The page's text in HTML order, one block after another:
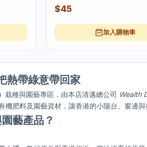
$45
加入購物車
熱帶綠意帶回家
栽種與園藝專區，由本店清邁總公司 Wealth
機肥料及園藝資材，讓香港的小陽台、窗邊
藝產品？